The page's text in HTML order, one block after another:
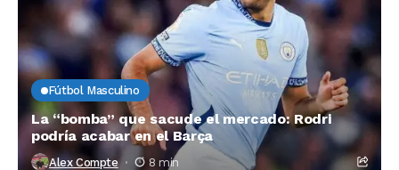
Fútbol Masculino
La “bomba” que sacude el mercado: Rodri
podría acabar en el Barça
Alex Compte 8 min